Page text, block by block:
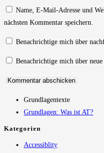
Name, E-Mail-Adresse und
nächsten Kommentar speichern.
Benachrichtige mich über
Benachrichtige mich über
Grundlagentexte
Grundlagen: Was ist AT?
Kategorien
Accessiblity